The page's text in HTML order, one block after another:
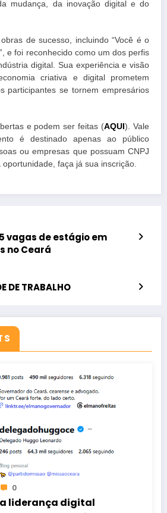
mudança, da inovação digital e do
de sucesso, incluindo “Você é o
e foi reconhecido como um dos perfis
digital. Sua experiência e visão
criativa e digital prometem
participantes se tornem empresários
e podem ser feitas (AQUI). Vale
é destinado apenas ao público
ou empresas que possuam CNPJ
faça já sua inscrição.
vagas de estágio em
no Ceará
DE TRABALHO
0
liderança digital